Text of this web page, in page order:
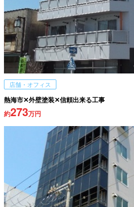
店舗・オフィス
熱海市✕外壁塗装✕信頼出来る工事
約273万円